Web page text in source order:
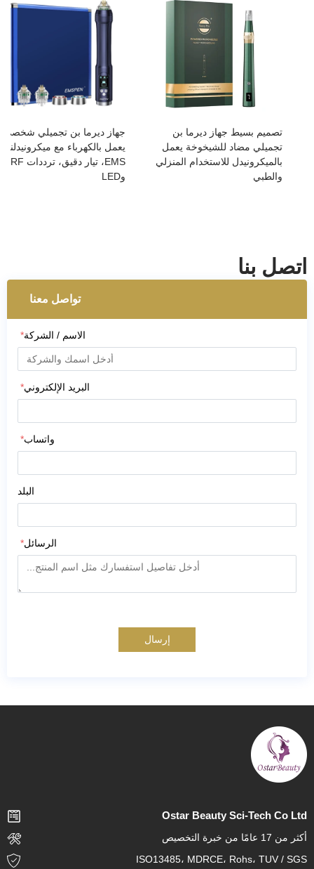
تصميم بسيط جهاز ديرما بن
تجميلي مضاد للشيخوخة يعمل
بالميكرونيدل للاستخدام المنزلي
والطبي
جهاز ديرما بن تجميلي شخصي
يعمل بالكهرباء مع ميكرونيدلنج،
EMS، تيار دقيق، ترددات RF
وLED
اتصل بنا
تواصل معنا
الاسم / الشركة*
البريد الإلكتروني*
واتساب*
البلد
الرسائل*
إرسال
Ostar Beauty Sci-Tech Co Ltd
أكثر من 17 عامًا من خبرة التخصيص
ISO13485، MDRCE، Rohs، TUV / SGS